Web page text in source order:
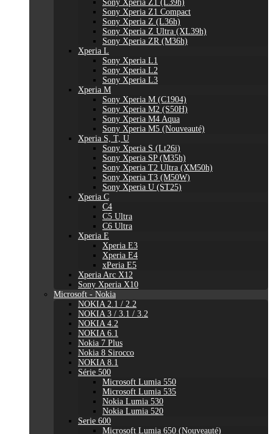
Sony Xperia Z1 (L39h)
Sony Xperia Z1 Compact
Sony Xperia Z (L36h)
Sony Xperia Z Ultra (XL39h)
Sony Xperia ZR (M36h)
Xperia L
Sony Xperia L1
Sony Xperia L2
Sony Xperia L3
Xperia M
Sony Xperia M (C1904)
Sony Xperia M2 (S50H)
Sony Xperia M4 Aqua
Sony Xperia M5 (Nouveauté)
Xperia S, T, U
Sony Xperia S (Lt26i)
Sony Xperia SP (M35h)
Sony Xperia T2 Ultra (XM50h)
Sony Xperia T3 (M50W)
Sony Xperia U (ST25)
Xperia C
C4
C5 Ultra
C6 Ultra
Xperia E
Xperia E3
Xperia E4
xPeria E5
Xperia Arc X12
Sony Xperia X10
Microsoft - Nokia
NOKIA 2.1 / 2.2
NOKIA 3 / 3.1 / 3.2
NOKIA 4.2
NOKIA 6.1
Nokia 7 Plus
Nokia 8 Sirocco
NOKIA 8.1
Série 500
Microsoft Lumia 550
Microsoft Lumia 535
Nokia Lumia 530
Nokia Lumia 520
Serie 600
Microsoft Lumia 650 (Nouveauté)